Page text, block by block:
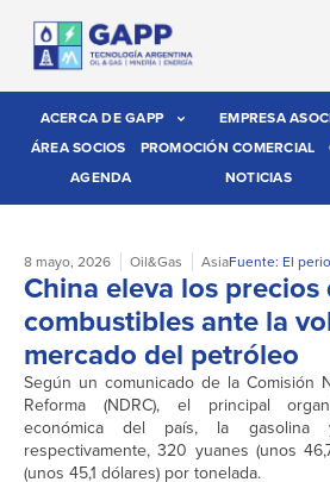
ACERCA DE GAPP EMPRESA
ÁREA SOCIOS
PROMOCIÓN COMERCIAL
AGENDA
NOTICIAS
8 mayo, 2026 Oil&Gas AsiaFuente: El
China eleva los precios
combustibles ante la
mercado del petróleo
Según un comunicado de la Comisión
Reforma (NDRC), el principal
económica del país, la
respectivamente, 320 yuanes (unos
(unos 45,1 dólares) por tonelada.